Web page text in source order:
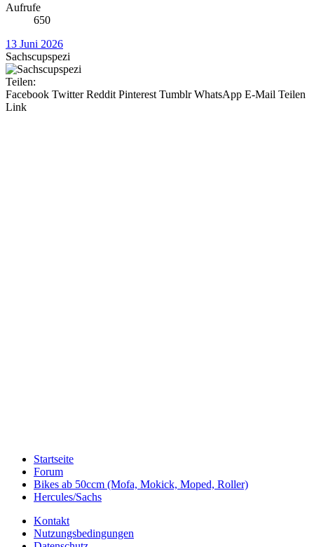
Aufrufe
650
13 Juni 2026
Sachscupspezi
Teilen:
Facebook Twitter Reddit Pinterest Tumblr WhatsApp E-Mail Teilen
Link
Startseite
Forum
Bikes ab 50ccm (Mofa, Mokick, Moped, Roller)
Hercules/Sachs
Kontakt
Nutzungsbedingungen